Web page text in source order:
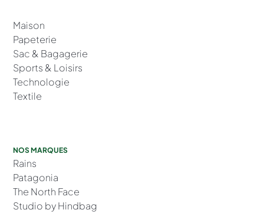
Maison
Papeterie
Sac & Bagagerie
Sports & Loisirs
Technologie
Textile
NOS MARQUES
Rains
Patagonia
The North Face
Studio by Hindbag